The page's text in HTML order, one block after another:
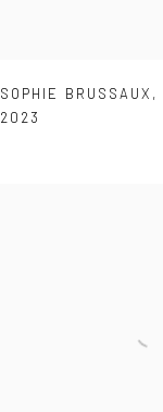
SOPHIE BRUSSAUX ,
2023